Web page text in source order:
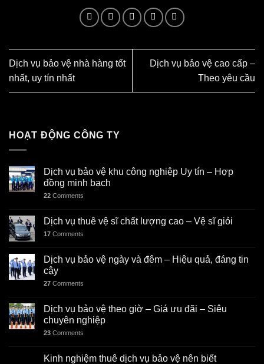
Dịch vụ bảo vệ nhà hàng tốt
nhất, uy tín nhất
Dịch vụ bảo vệ cao cấp –
Theo yêu cầu
HOẠT ĐỘNG CÔNG TY
Dịch vụ bảo vệ khu công nghiệp Uy tín – Hợp
đồng minh bạch
22 Comments
Dịch vụ thuê vệ sĩ chất lượng cao – Vệ sĩ giỏi
17 Comments
Dịch vụ bảo vệ ngày và đêm – Hiệu quả, đáng tin
cậy
27 Comments
Dịch vụ bảo vệ theo giờ – Giá ưu đãi – Siêu
chuyên nghiệp
23 Comments
Kinh nghiệm thuê dịch vụ bảo vệ nên biết